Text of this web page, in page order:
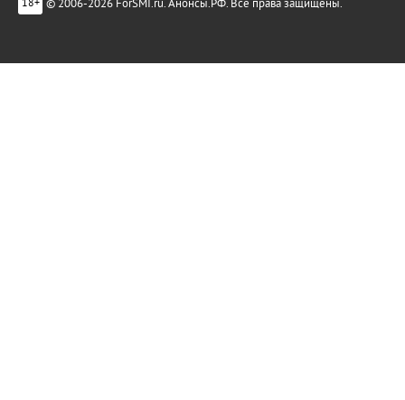
18+ © 2006-2026 ForSMI.ru. Анонсы.РФ. Все права защищены.